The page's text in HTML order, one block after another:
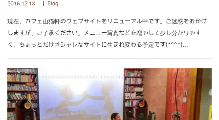
2016.12.13 Blog
現在、カフェ山猫軒のウェブサイトをリニューアル中です。ご迷惑をおかけ
しますが、ご了承ください。メニュー写真などを増やして少し分かりやす
く、ちょっとだけオシャレなサイトに生まれ変わる予定です(*^^*)…